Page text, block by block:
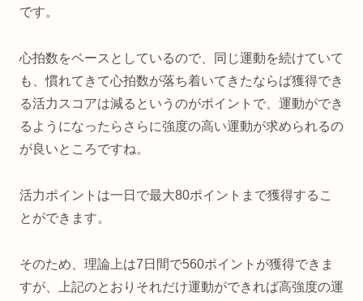
です。
心拍数をベースとしているので、同じ運動を続けていて
も、慣れてきて心拍数が落ち着いてきたならば獲得でき
る活力スコアは減るというのがポイントで、運動ができ
るようになったらさらに強度の高い運動が求められるの
が良いところですね。
活力ポイントは一日で最大80ポイントまで獲得するこ
とができます。
そのため、理論上は7日間で560ポイントが獲得できま
すが、上記のとおりそれだけ運動ができれば高強度の運